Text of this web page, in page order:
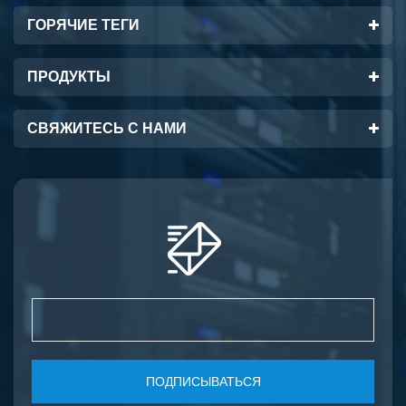
ГОРЯЧИЕ ТЕГИ
ПРОДУКТЫ
СВЯЖИТЕСЬ С НАМИ
ПОДПИСЫВАТЬСЯ